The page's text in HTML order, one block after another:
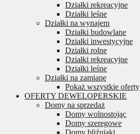
Działki rekreacyjne
Działki leśne
Działki na wynajem
Działki budowlane
Działki inwestycyjne
Działki rolne
Działki rekreacyjne
Działki leśne
Działki na zamianę
Pokaż wszystkie oferty
OFERTY DEWELOPERSKIE
Domy na sprzedaż
Domy wolnostojąc
Domy szeregowe
Domy bliźniaki